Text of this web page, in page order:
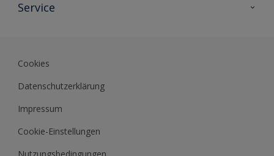
Metallschutz
Farb-Tools
Service
Sikkens Akademie
Datenblätter
Cookies
Datenschutzerklärung
Impressum
Cookie-Einstellungen